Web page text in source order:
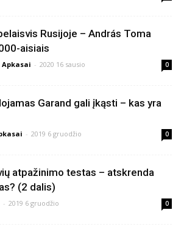
Rusijoje – András Toma
aisiais
Apkasai - 2020 16 sausio 0
Garand gali įkąsti – kas yra
- 2019 6 gruodžio 0
atpažinimo testas – atskrenda
(2 dalis)
- 2019 6 gruodžio 0